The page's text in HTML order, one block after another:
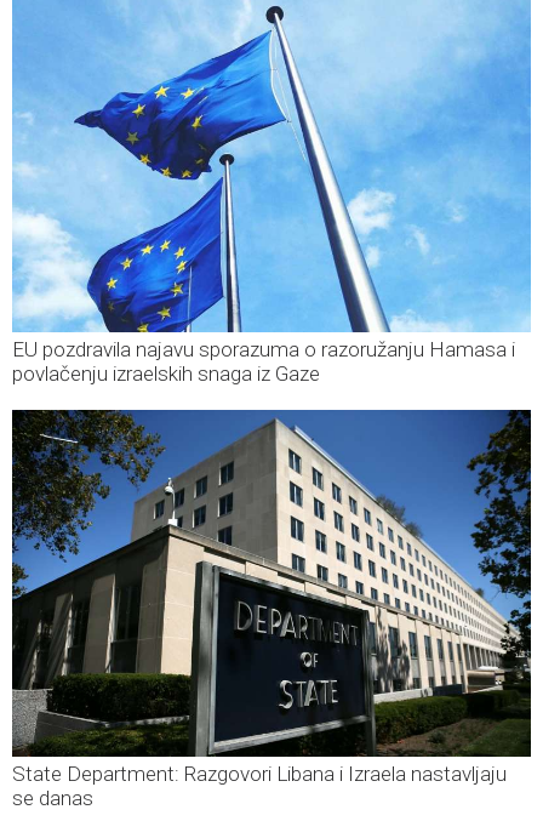
EU pozdravila najavu sporazuma o razoružanju Hamasa i
povlačenju izraelskih snaga iz Gaze
State Department: Razgovori Libana i Izraela nastavljaju
se danas